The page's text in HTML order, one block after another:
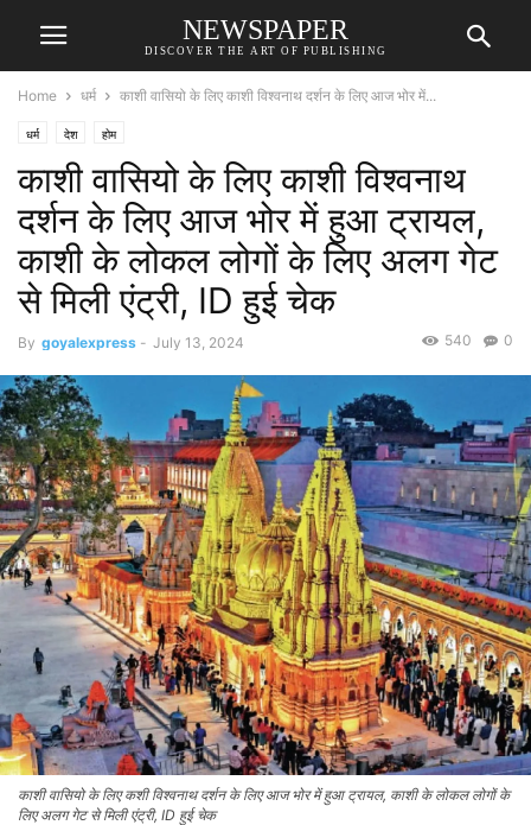
NEWSPAPER
DISCOVER THE ART OF PUBLISHING
Home धर्म काशी वासियो के लिए काशी विश्वनाथ दर्शन के लिए आज भोर में...
धर्म देश होम
काशी वासियो के लिए काशी विश्वनाथ
दर्शन के लिए आज भोर में हुआ ट्रायल,
काशी के लोकल लोगों के लिए अलग गेट
से मिली एंट्री, ID हुई चेक
By goyalexpress - July 13, 2024 0
540
काशी वासियो के लिए कशी विश्वनाथ दर्शन के लिए आज भोर में हुआ ट्रायल, काशी के लोकल लोगों के
लिए अलग गेट से मिली एंट्री, ID हुई चेक